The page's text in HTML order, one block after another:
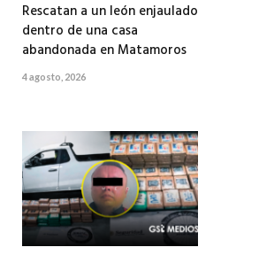
Rescatan a un león enjaulado
dentro de una casa
abandonada en Matamoros
4 agosto, 2026